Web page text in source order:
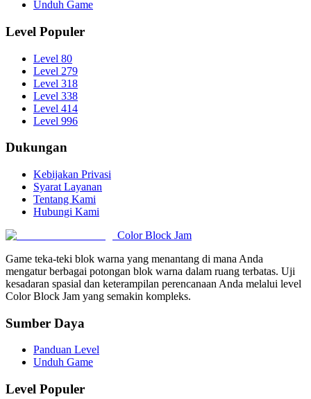
Unduh Game
Level Populer
Level 80
Level 279
Level 318
Level 338
Level 414
Level 996
Dukungan
Kebijakan Privasi
Syarat Layanan
Tentang Kami
Hubungi Kami
Color Block Jam
Game teka-teki blok warna yang menantang di mana Anda
mengatur berbagai potongan blok warna dalam ruang terbatas. Uji
kesadaran spasial dan keterampilan perencanaan Anda melalui level
Color Block Jam yang semakin kompleks.
Sumber Daya
Panduan Level
Unduh Game
Level Populer